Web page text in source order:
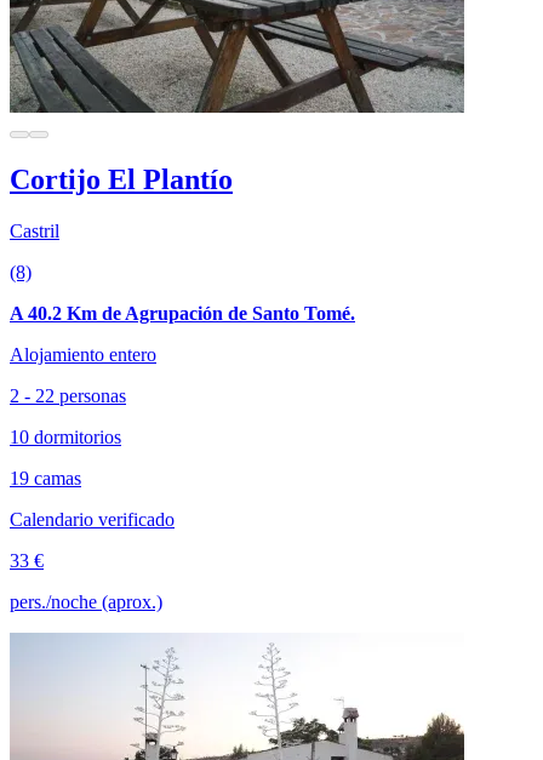
Cortijo El Plantío
Castril
(8)
A 40.2 Km de Agrupación de Santo Tomé.
Alojamiento entero
2 - 22 personas
10 dormitorios
19 camas
Calendario verificado
33 €
pers./noche (aprox.)